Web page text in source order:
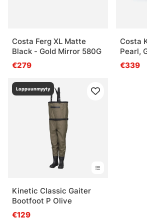
Costa Ferg XL Matte
Black - Gold Mirror 580G
€279
Costa
Pearl,
€339
Loppuunmyyty
Kinetic Classic Gaiter
Bootfoot P Olive
€129